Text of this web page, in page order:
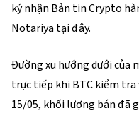
ký nhận Bản tin Crypto
Notariya tại đây.
Đường xu hướng dưới của
trực tiếp khi BTC kiểm
15/05, khối lượng bán đã